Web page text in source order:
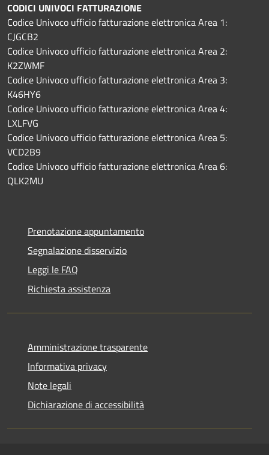
CODICI UNIVOCI FATTURAZIONE
Codice Univoco ufficio fatturazione elettronica Area 1:
CJGCB2
Codice Univoco ufficio fatturazione elettronica Area 2:
K2ZWMF
Codice Univoco ufficio fatturazione elettronica Area 3:
K46HY6
Codice Univoco ufficio fatturazione elettronica Area 4:
LXLFVG
Codice Univoco ufficio fatturazione elettronica Area 5:
VCD2B9
Codice Univoco ufficio fatturazione elettronica Area 6:
QLK2MU
Prenotazione appuntamento
Segnalazione disservizio
Leggi le FAQ
Richiesta assistenza
Amministrazione trasparente
Informativa privacy
Note legali
Dichiarazione di accessibilità